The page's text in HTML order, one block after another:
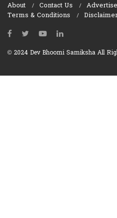
About Contact Us Advertise
Terms & Conditions
© 2024 Dev Bhoomi Samiksha All